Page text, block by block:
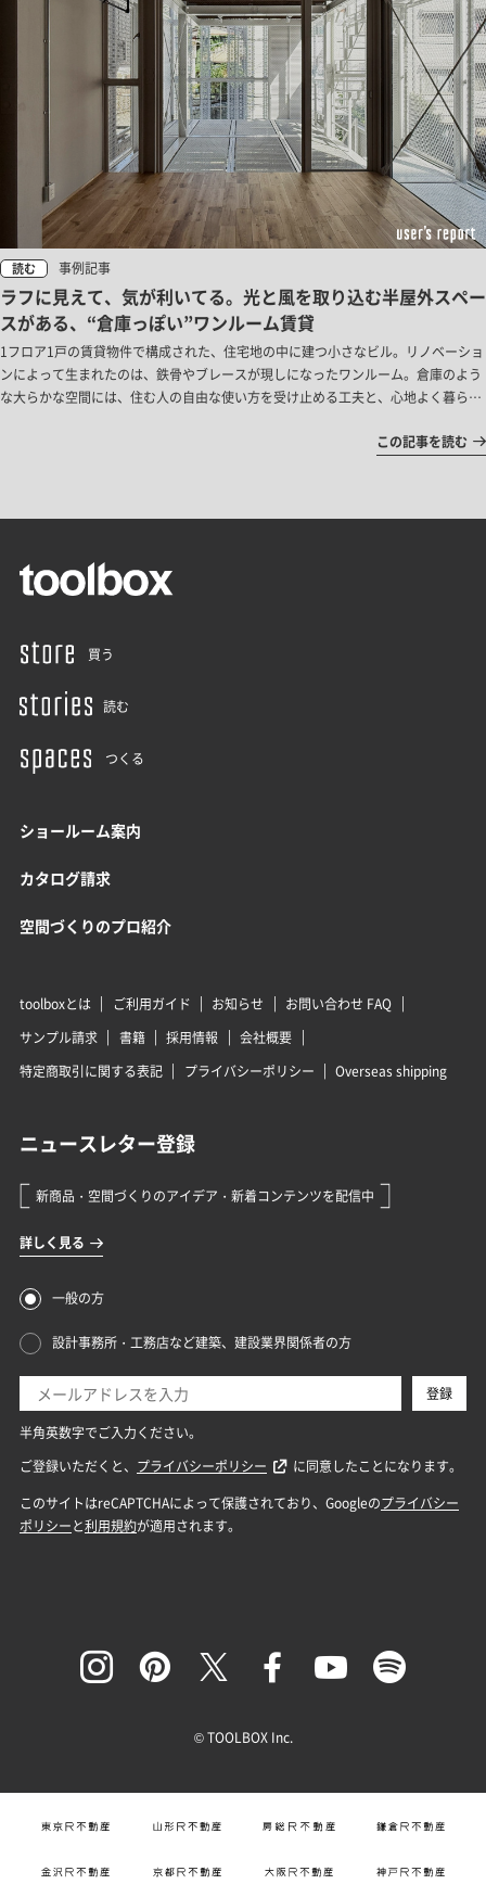
読む 事例記事
ラフに見えて、気が利いてる。光と風を取り込む半屋外スペー
スがある、“倉庫っぽい”ワンルーム賃貸
1フロア1戸の賃貸物件で構成された、住宅地の中に建つ小さなビル。リノベーショ
ンによって生まれたのは、鉄骨やブレースが現しになったワンルーム。倉庫のよう
な大らかな空間には、住む人の自由な使い方を受け止める工夫と、心地よく暮らす
この記事を読む
買う
読む
つくる
ショールーム案内
カタログ請求
空間づくりのプロ紹介
toolboxとは ご利用ガイド お知らせ
お問い合わせ FAQ
サンプル請求
書籍 採用情報
会社概要
特定商取引に関する表記
プライバシーポリシー Overseas shipping
© TOOLBOX Inc.